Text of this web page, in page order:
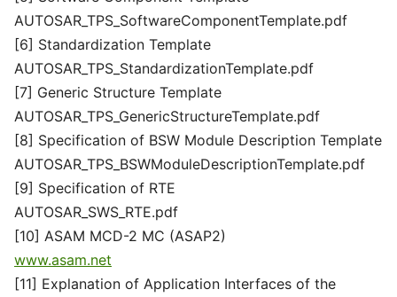
AUTOSAR_TPS_SoftwareComponentTemplate.pdf
[6] Standardization Template
AUTOSAR_TPS_StandardizationTemplate.pdf
[7] Generic Structure Template
AUTOSAR_TPS_GenericStructureTemplate.pdf
[8] Specification of BSW Module Description Template
AUTOSAR_TPS_BSWModuleDescriptionTemplate.pdf
[9] Specification of RTE
AUTOSAR_SWS_RTE.pdf
[10] ASAM MCD-2 MC (ASAP2)
www.asam.net
[11] Explanation of Application Interfaces of the